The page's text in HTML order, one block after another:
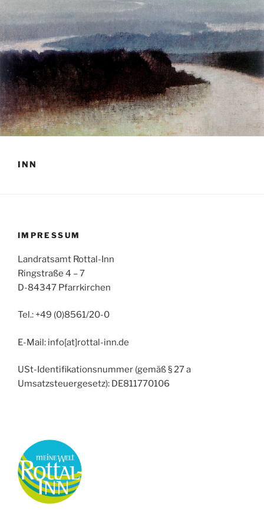
INN
IMPRESSUM
Landratsamt Rottal-Inn
Ringstraße 4 – 7
D-84347 Pfarrkirchen
Tel.: +49 (0)8561/20-0
E-Mail: info[at]rottal-inn.de
USt-Identifikationsnummer (gemäß § 27 a
Umsatzsteuergesetz): DE811770106